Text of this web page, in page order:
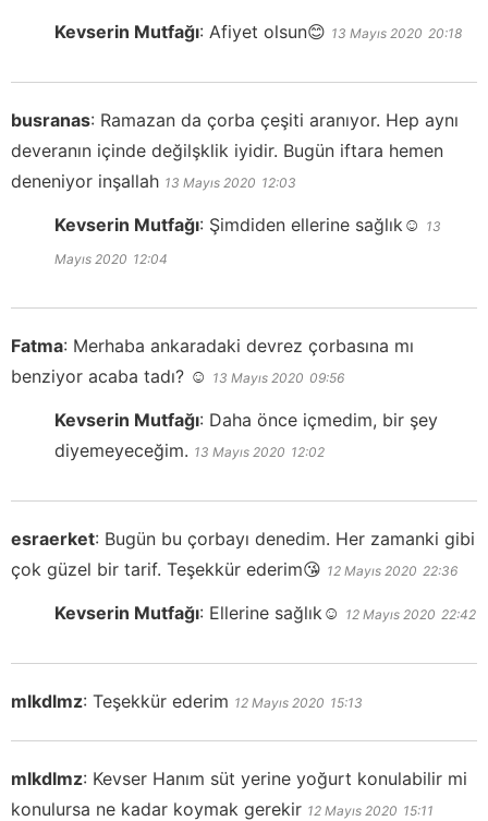
Kevserin Mutfağı: Afiyet olsun😊 13 Mayıs 2020 20:18
busranas: Ramazan da çorba çeşiti aranıyor. Hep aynı
deveranın içinde değilşklik iyidir. Bugün iftara hemen
deneniyor inşallah 13 Mayıs 2020 12:03
Kevserin Mutfağı: Şimdiden ellerine sağlık☺️ 13
Mayıs 2020 12:04
Fatma: Merhaba ankaradaki devrez çorbasına mı
benziyor acaba tadı? ☺️ 13 Mayıs 2020 09:56
Kevserin Mutfağı: Daha önce içmedim, bir şey
diyemeyeceğim. 13 Mayıs 2020 12:02
esraerket: Bugün bu çorbayı denedim. Her zamanki gibi
çok güzel bir tarif. Teşekkür ederim😘 12 Mayıs 2020 22:36
Kevserin Mutfağı: Ellerine sağlık☺️ 12 Mayıs 2020 22:42
mlkdlmz: Teşekkür ederim 12 Mayıs 2020 15:13
mlkdlmz: Kevser Hanım süt yerine yoğurt konulabilir mi
konulursa ne kadar koymak gerekir 12 Mayıs 2020 15:11